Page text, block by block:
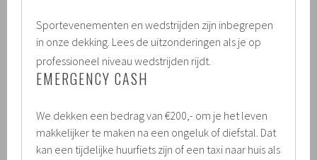
Sportevenementen en wedstrijden zijn inbegrepen
in onze dekking. Lees de uitzonderingen als je op
professioneel niveau wedstrijden rijdt.
EMERGENCY CASH
We dekken een bedrag van €200,- om je het leven
makkelijker te maken na een ongeluk of diefstal. Dat
kan een tijdelijke huurfiets zijn of een taxi naar huis als